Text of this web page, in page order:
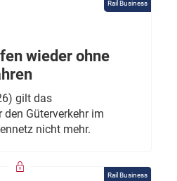
Rail Business
wieder ohne
gilt das
Güterverkehr im
nicht mehr.
Rail Business